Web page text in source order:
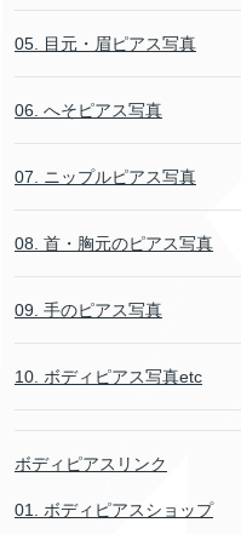
05. 目元・眉ピアス写真
06. へそピアス写真
07. ニップルピアス写真
08. 首・胸元のピアス写真
09. 手のピアス写真
10. ボディピアス写真etc
ボディピアスリンク
01. ボディピアスショップ